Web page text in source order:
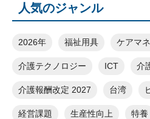
人気のジャンル
2026年 福祉用具 ケアマ
介護テクノロジー ICT 介
介護報酬改定 2027 台湾
経営課題 生産性向上 特養